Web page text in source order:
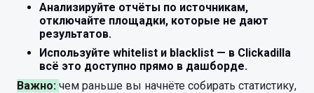
Анализируйте отчёты по источникам,
отключайте площадки, которые не дают
результатов.
Используйте whitelist и blacklist — в Clickadilla
всё это доступно прямо в дашборде.
Важно: чем раньше вы начнёте собирать статистику,